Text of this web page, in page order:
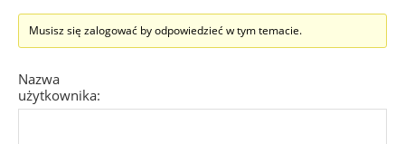
Musisz się zalogować by odpowiedzieć w tym temacie.
Nazwa
użytkownika: